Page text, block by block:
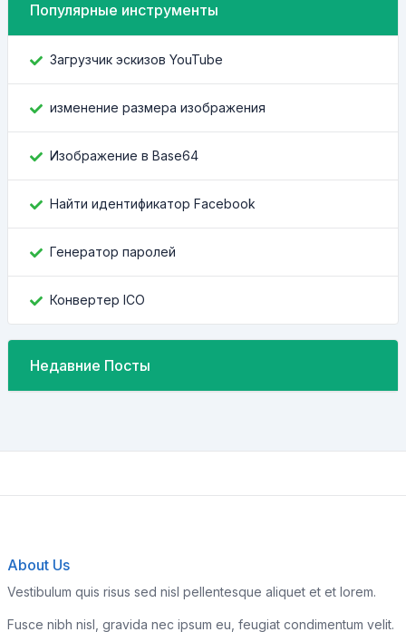
Популярные инструменты
Загрузчик эскизов YouTube
изменение размера изображения
Изображение в Base64
Найти идентификатор Facebook
Генератор паролей
Конвертер ICO
Недавние Посты
About Us
Vestibulum quis risus sed nisl pellentesque aliquet et et lorem.
Fusce nibh nisl, gravida nec ipsum eu, feugiat condimentum velit.